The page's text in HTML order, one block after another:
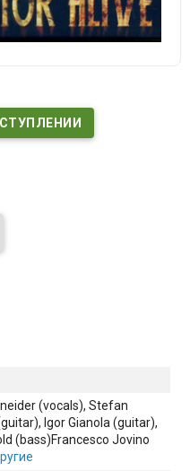
(vocals), Stefan
, Igor Gianola (guitar),
(bass)Francesco Jovino